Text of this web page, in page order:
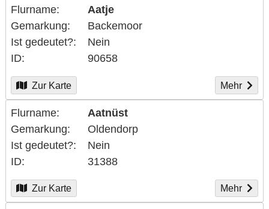
Flurname
Aatje
Gemarkung
Backemoor
Ist gedeutet?
Nein
ID
90658
Zur Karte Mehr
Flurname
Aatnüst
Gemarkung
Oldendorp
Ist gedeutet?
Nein
ID
31388
Zur Karte Mehr